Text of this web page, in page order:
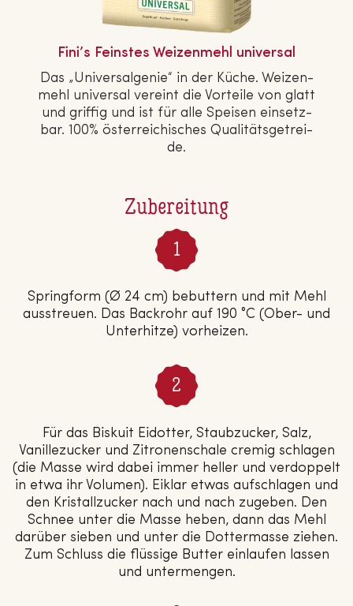
Zubereitung
Springform (Ø 24 cm) bebuttern und mit Mehl
ausstreuen. Das Backrohr auf 190 °C (Ober- und
Unterhitze) vorheizen.
Für das Biskuit Eidotter, Staubzucker, Salz,
Vanillezucker und Zitronenschale cremig schlagen
(die Masse wird dabei immer heller und verdoppelt
in etwa ihr Volumen). Eiklar etwas aufschlagen und
den Kristallzucker nach und nach zugeben. Den
Schnee unter die Masse heben, dann das Mehl
darüber sieben und unter die Dottermasse ziehen.
Zum Schluss die flüssige Butter einlaufen lassen
und untermengen.
Fini’s Feinstes Wei­zen­mehl universal
Das „Uni­ver­sal­ge­nie“ in der Küche. Wei­zen­
mehl universal vereint die Vorteile von glatt
und griffig und ist für alle Speisen ein­setz­
bar. 100% ös­ter­rei­chi­sches Qua­li­täts­ge­trei­
de.